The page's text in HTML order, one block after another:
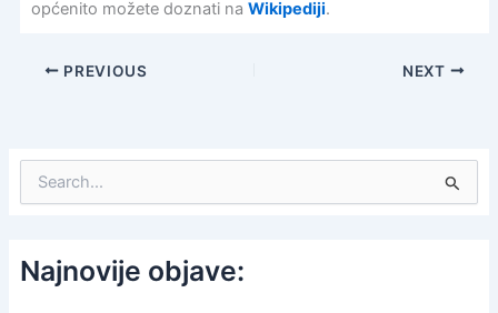
općenito možete doznati na Wikipediji.
PREVIOUS NEXT
c
hNajnovije objave: